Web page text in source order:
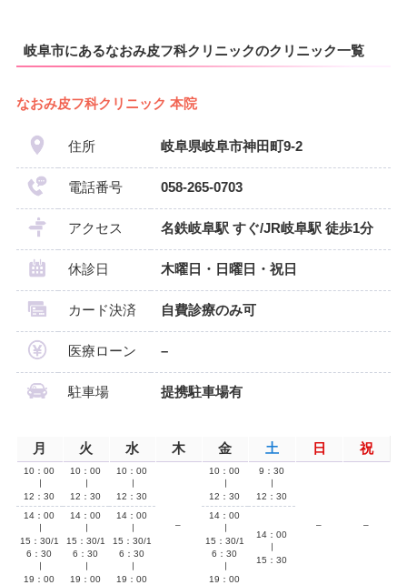
岐阜市にあるなおみ皮フ科クリニックのクリニック一覧
なおみ皮フ科クリニック 本院
住所 岐阜県岐阜市神田町9-2
電話番号 058-265-0703
アクセス 名鉄岐阜駅 すぐ/JR岐阜駅 徒歩1分
休診日 木曜日・日曜日・祝日
カード決済 自費診療のみ可
医療ローン –
駐車場 提携駐車場有
月 火 水 木 金 土 日 祝
10：00
12：30
10：00
12：30
10：00
12：30
–
10：00
12：30
9：30
12：30
– –
14：00
15：30/1
6：30
19：00
14：00
15：30/1
6：30
19：00
14：00
15：30/1
6：30
19：00
14：00
15：30/1
6：30
19：00
14：00
15：30